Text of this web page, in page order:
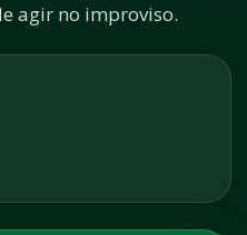
agir no improviso.